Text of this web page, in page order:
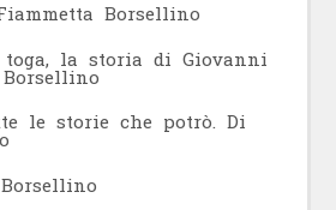
Borsellino
la storia di Giovanni
le storie che potrò. Di